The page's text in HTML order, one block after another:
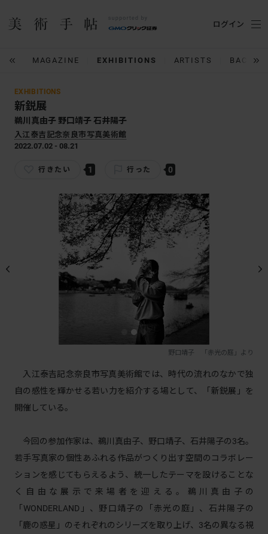
MAGAZINE EXHIBITIONS ARTISTS BACK
ログイン
EXHIBITIONS
新鋭展
鵜川真由子 野口靖子 石井陽子
入江泰吉記念奈良市写真美術館
2022.07.02 - 08.21
行きたい 1 行った 0
野口靖子 「赤光の庭」より
入江泰吉記念奈良市写真美術館では、時代の流れのなかで独
自の感性を輝かせる若い力を紹介する場として、「新鋭展」を
開催している。
今回の参加作家は、鵜川真由子、野口靖子、石井陽子の3名。
若手写真家の個性あふれる作品がつくり出す空間のコラボレー
ションを感じてもらえるよう、統一したテーマを設けることな
く自由な展示で来場者を迎える。鵜川真由子の
「WONDERLAND」、野口靖子の「赤光の庭」、石井陽子の
「鹿の惑星」のそれぞれのシリーズを取り上げ、3名の異なる視